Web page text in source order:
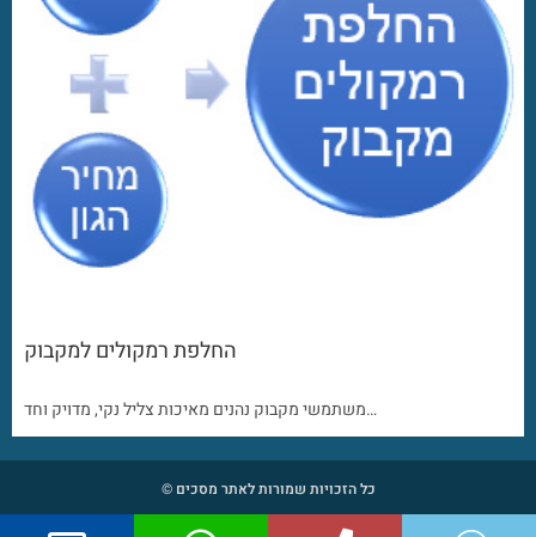
החלפת רמקולים למקבוק
משתמשי מקבוק נהנים מאיכות צליל נקי, מדויק וחד…
כל הזכויות שמורות לאתר מסכים ©